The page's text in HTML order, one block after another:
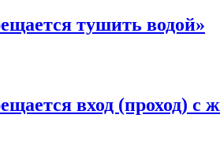
тушить водой»
вход (проход) с